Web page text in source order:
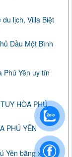
lịch, Villa Biệt
Dầu Một Bình
Phú Yên uy tín
HÒA PHÚ
PHÚ YÊN
Yên bằng xe